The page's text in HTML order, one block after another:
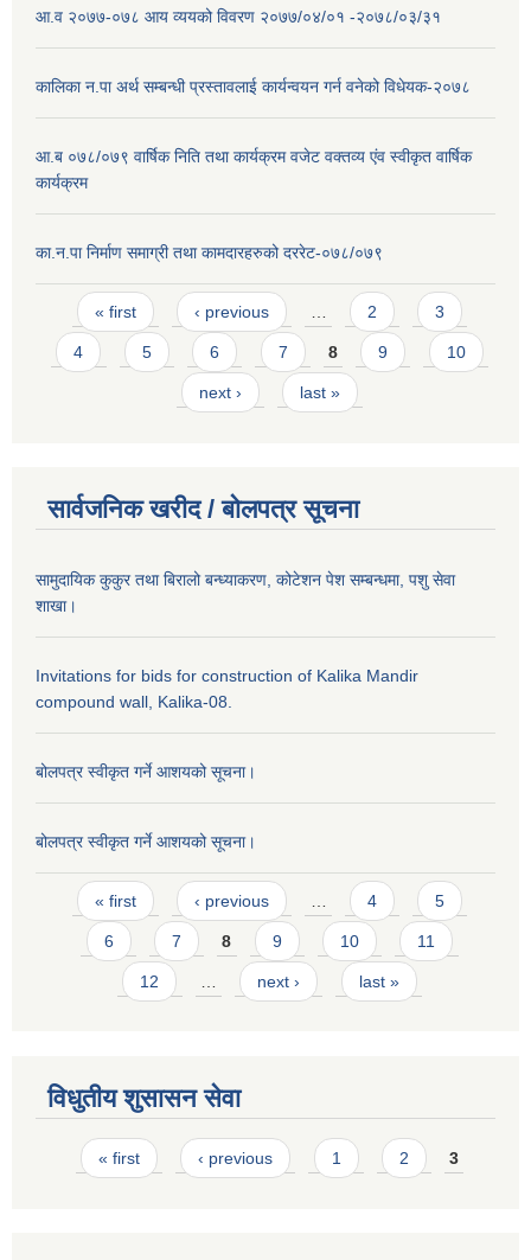
आ.व २०७७-०७८ आय व्ययको विवरण २०७७/०४/०१ -२०७८/०३/३१
कालिका न.पा अर्थ सम्बन्धी प्रस्तावलाई कार्यन्वयन गर्न वनेको विधेयक-२०७८
आ.ब ०७८/०७९ वार्षिक निति तथा कार्यक्रम वजेट वक्तव्य एंव स्वीकृत वार्षिक
कार्यक्रम
का.न.पा निर्माण समाग्री तथा कामदारहरुको दररेट-०७८/०७९
Pages
« first ‹ previous … 2 3
4 5 6 7 8 9 10
next › last »
सार्वजनिक खरीद / बाेलपत्र सूचना
सामुदायिक कुकुर तथा बिरालो बन्ध्याकरण, कोटेशन पेश सम्बन्धमा, पशु सेवा
शाखा।
Invitations for bids for construction of Kalika Mandir
compound wall, Kalika-08.
बोलपत्र स्वीकृत गर्ने आशयको सूचना।
बोलपत्र स्वीकृत गर्ने आशयको सूचना।
Pages
« first ‹ previous 4 5
6 7 8 9 10 11
12 next › last »
विधुतीय शुसासन सेवा
Pages
« first ‹ previous 1 2 3